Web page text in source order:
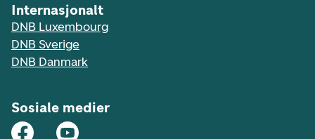
Internasjonalt
DNB Luxembourg
DNB Sverige
DNB Danmark
Sosiale medier